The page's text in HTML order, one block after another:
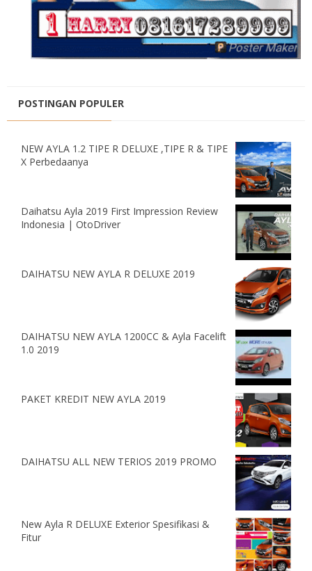
POSTINGAN POPULER
NEW AYLA 1.2 TIPE R DELUXE ,TIPE R & TIPE
X Perbedaanya
Daihatsu Ayla 2019 First Impression Review
Indonesia | OtoDriver
DAIHATSU NEW AYLA R DELUXE 2019
DAIHATSU NEW AYLA 1200CC & Ayla Facelift
1.0 2019
PAKET KREDIT NEW AYLA 2019
DAIHATSU ALL NEW TERIOS 2019 PROMO
New Ayla R DELUXE Exterior Spesifikasi &
Fitur